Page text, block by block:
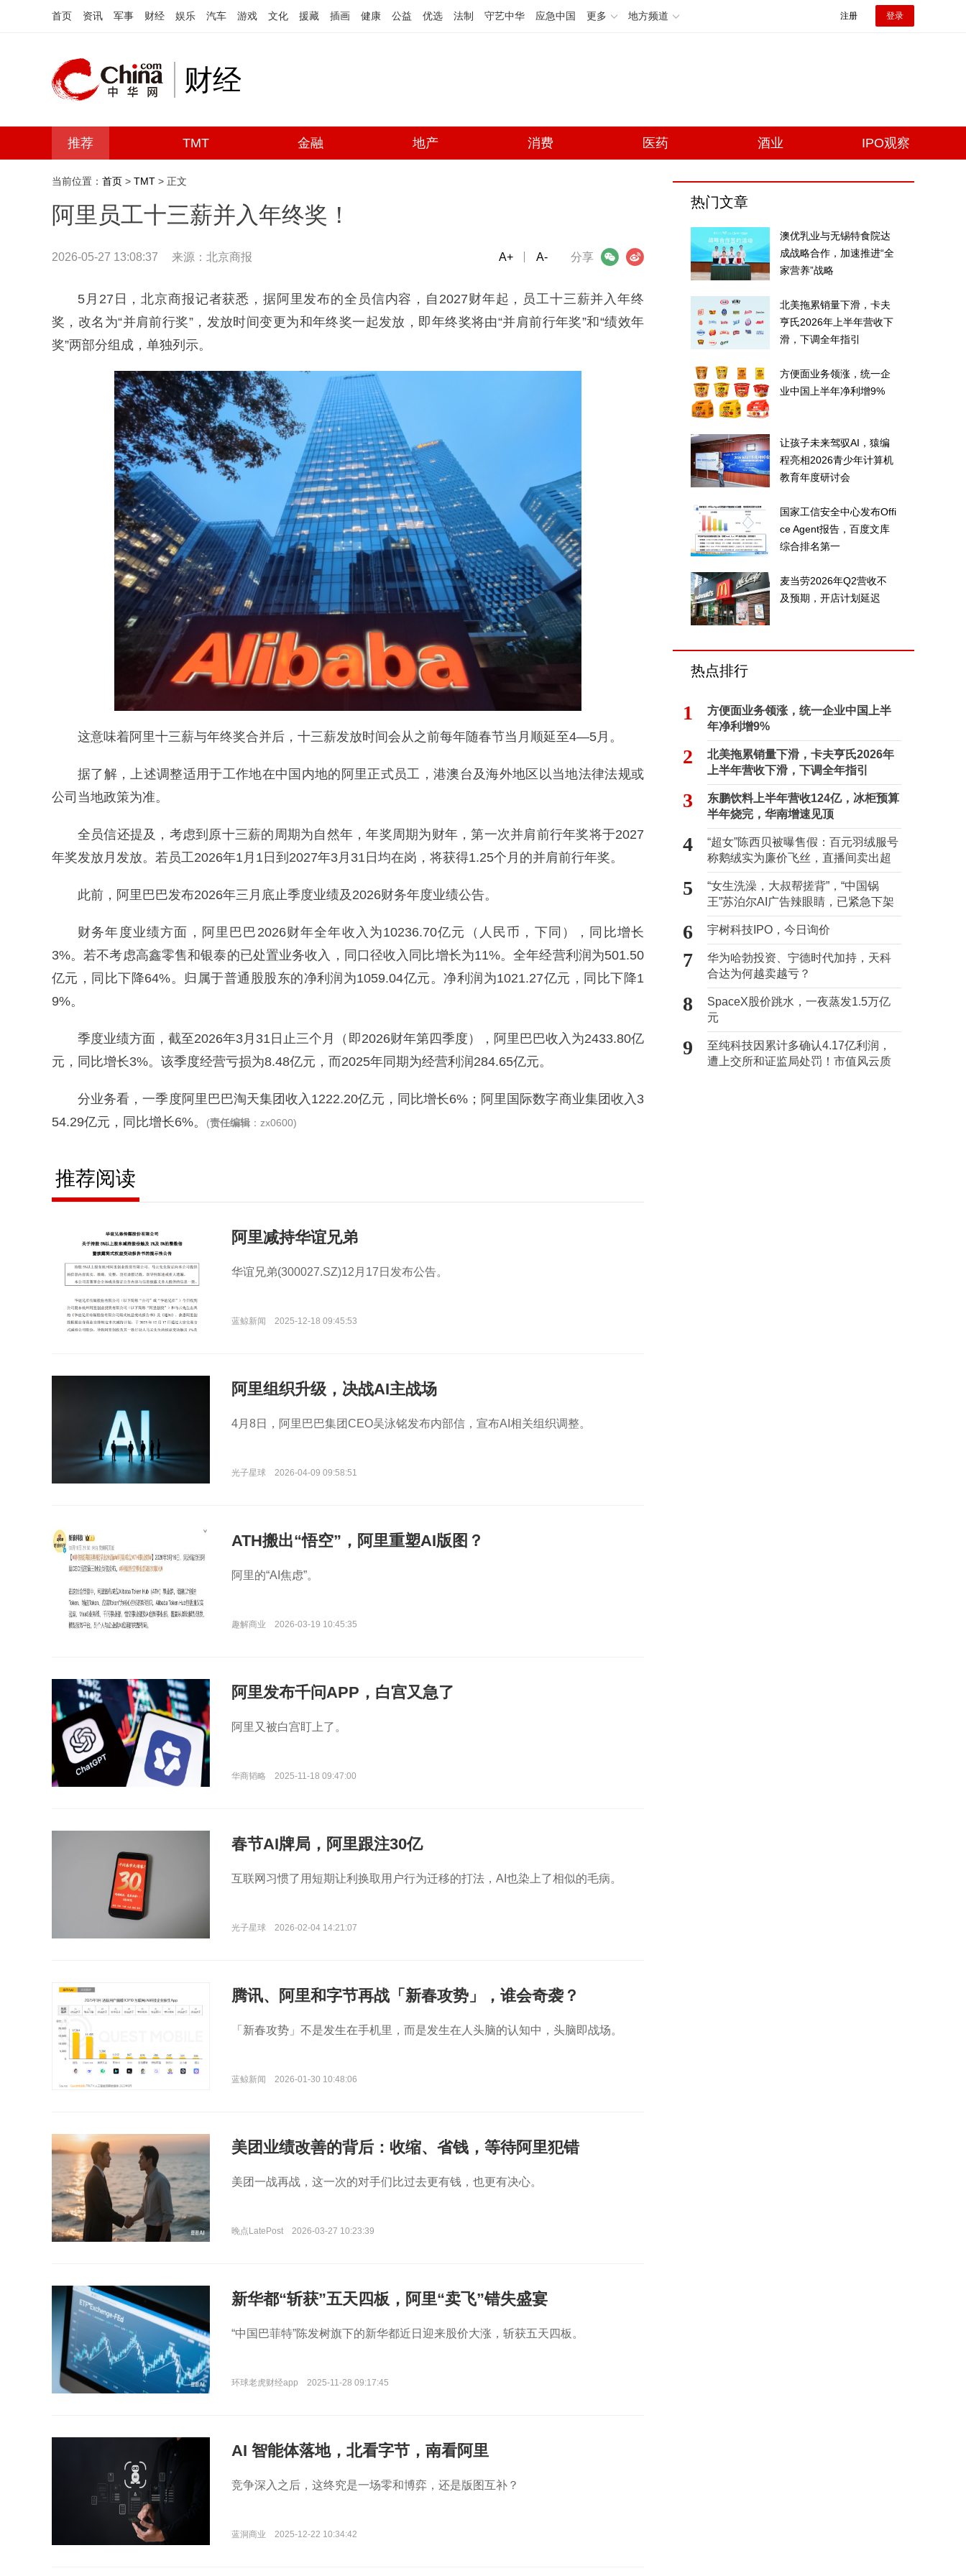
首页 资讯 军事 财经 娱乐 汽车 游戏 文化 援藏 插画 健康 公益 优选 法制 守艺中华 应急中国 更多 地方频道 注册 登录
财经
推荐 TMT 金融 地产 消费 医药 酒业 IPO观察
当前位置： 首页 > TMT > 正文
阿里员工十三薪并入年终奖！
2026-05-27 13:08:37 来源：北京商报 分享
微信 微博
A+ A-
5月27日，北京商报记者获悉，据阿里发布的全员信内容，自2027财年起，员工十三薪并入年终
奖，改名为“并肩前行奖”，发放时间变更为和年终奖一起发放，即年终奖将由“并肩前行年奖”和“绩效年
奖”两部分组成，单独列示。
这意味着阿里十三薪与年终奖合并后，十三薪发放时间会从之前每年随春节当月顺延至4—5月。
据了解，上述调整适用于工作地在中国内地的阿里正式员工，港澳台及海外地区以当地法律法规或
公司当地政策为准。
全员信还提及，考虑到原十三薪的周期为自然年，年奖周期为财年，第一次并肩前行年奖将于2027
年奖发放月发放。若员工2026年1月1日到2027年3月31日均在岗，将获得1.25个月的并肩前行年奖。
此前，阿里巴巴发布2026年三月底止季度业绩及2026财务年度业绩公告。
财务年度业绩方面，阿里巴巴2026财年全年收入为10236.70亿元（人民币，下同），同比增长
3%。若不考虑高鑫零售和银泰的已处置业务收入，同口径收入同比增长为11%。全年经营利润为501.50
亿元，同比下降64%。归属于普通股股东的净利润为1059.04亿元。净利润为1021.27亿元，同比下降1
9%。
季度业绩方面，截至2026年3月31日止三个月（即2026财年第四季度），阿里巴巴收入为2433.80亿
元，同比增长3%。该季度经营亏损为8.48亿元，而2025年同期为经营利润284.65亿元。
分业务看，一季度阿里巴巴淘天集团收入1222.20亿元，同比增长6%；阿里国际数字商业集团收入3
54.29亿元，同比增长6%。
(责任编辑 ：zx0600)
推荐阅读
阿里减持华谊兄弟
华谊兄弟(300027.SZ)12月17日发布公告。
蓝鲸新闻 2025-12-18 09:45:53
阿里组织升级，决战AI主战场
4月8日，阿里巴巴集团CEO吴泳铭发布内部信，宣布AI相关组织调整。
光子星球 2026-04-09 09:58:51
ATH搬出“悟空”，阿里重塑AI版图？
阿里的“AI焦虑”。
趣解商业 2026-03-19 10:45:35
阿里发布千问APP，白宫又急了
阿里又被白宫盯上了。
华商韬略 2025-11-18 09:47:00
春节AI牌局，阿里跟注30亿
互联网习惯了用短期让利换取用户行为迁移的打法，AI也染上了相似的毛病。
光子星球 2026-02-04 14:21:07
腾讯、阿里和字节再战「新春攻势」，谁会奇袭？
「新春攻势」不是发生在手机里，而是发生在人头脑的认知中，头脑即战场。
蓝鲸新闻 2026-01-30 10:48:06
美团业绩改善的背后：收缩、省钱，等待阿里犯错
美团一战再战，这一次的对手们比过去更有钱，也更有决心。
晚点LatePost 2026-03-27 10:23:39
新华都“斩获”五天四板，阿里“卖飞”错失盛宴
“中国巴菲特”陈发树旗下的新华都近日迎来股价大涨，斩获五天四板。
环球老虎财经app 2025-11-28 09:17:45
AI 智能体落地，北看字节，南看阿里
竞争深入之后，这终究是一场零和博弈，还是版图互补？
蓝洞商业 2025-12-22 10:34:42
热门文章
澳优乳业与无锡特食院达
成战略合作，加速推进“全
家营养”战略
北美拖累销量下滑，卡夫
亨氏2026年上半年营收下
滑，下调全年指引
方便面业务领涨，统一企
业中国上半年净利增9%
让孩子未来驾驭AI，猿编
程亮相2026青少年计算机
教育年度研讨会
国家工信安全中心发布Offi
ce Agent报告，百度文库
综合排名第一
麦当劳2026年Q2营收不
及预期，开店计划延迟
热点排行
1
方便面业务领涨，统一企业中国上半
年净利增9%
2
北美拖累销量下滑，卡夫亨氏2026年
上半年营收下滑，下调全年指引
3
东鹏饮料上半年营收124亿，冰柜预算
半年烧完，华南增速见顶
4
“超女”陈西贝被曝售假：百元羽绒服号
称鹅绒实为廉价飞丝，直播间卖出超
百万元
5
“女生洗澡，大叔帮搓背”，“中国锅
王”苏泊尔AI广告辣眼睛，已紧急下架
6 宇树科技IPO，今日询价
7
华为哈勃投资、宁德时代加持，天科
合达为何越卖越亏？
8
SpaceX股价跳水，一夜蒸发1.5万亿
元
9
至纯科技因累计多确认4.17亿利润，
遭上交所和证监局处罚！市值风云质